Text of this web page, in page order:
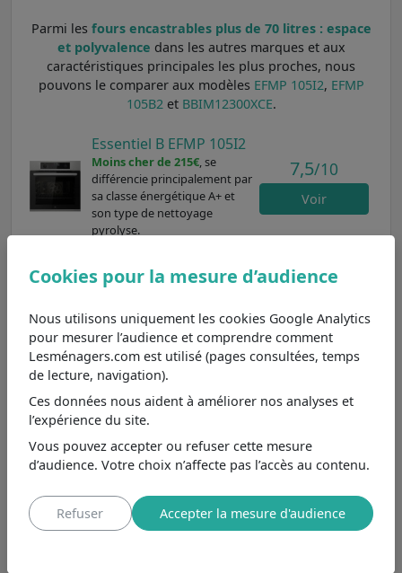
Parmi les fours encastrables plus de 70 litres : espace
et polyvalence dans les autres marques et aux
caractéristiques principales les plus proches, nous
pouvons le comparer aux modèles EFMP 105I2, EFMP
105B2 et BBIM12300XCE.
Essentiel B EFMP 105I2
Moins cher de 215€, se
différencie principalement par
sa classe énergétique A+ et
son type de nettoyage
pyrolyse.
7,5/10
Voir
Moins cher de 165€, se
sa classe énergétique A+ et
son type de nettoyage
5,9/10
Voir
Beko BBIM12300XCE
Moins cher de 314€, se
différencie principalement par
son type de nettoyage
catalyse.
8,5/10
Un four sans système de nettoyage
Cookies pour la mesure d’audience
Nous utilisons uniquement les cookies Google Analytics
pour mesurer l’audience et comprendre comment
Lesménagers.com est utilisé (pages consultées, temps
de lecture, navigation).
Ces données nous aident à améliorer nos analyses et
l’expérience du site.
Vous pouvez accepter ou refuser cette mesure
d’audience. Votre choix n’affecte pas l’accès au contenu.
Refuser Accepter la mesure d'audience